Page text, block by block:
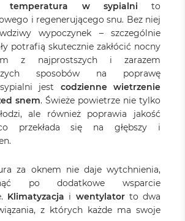
temperatura w sypialni to
i regenerującego snu. Bez niej
wypoczynek – szczególnie
potrafią skutecznie zakłócić nocny
z najprostszych i zarazem
sposobów na poprawę
jest codzienne wietrzenie
snem. Świeże powietrze nie tylko
ale również poprawia jakość
przekłada się na głębszy i
za oknem nie daje wytchnienia,
po dodatkowe wsparcie
Klimatyzacja i wentylatorto dwa
z których każde ma swoje